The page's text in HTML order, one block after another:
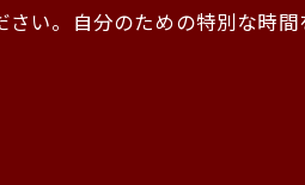
い。自分のための特別な時間